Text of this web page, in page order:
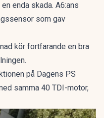
enda skada. A6:ans
som gav
kör fortfarande en bra
på Dagens PS
samma 40 TDI-motor,